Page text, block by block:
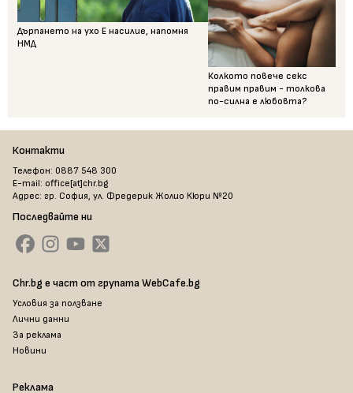
Дърпането на ухо Е насилие, напомня
НМД
Колкото повече секс
правим правим - толкова
по-силна е любовта?
Контакти
Телефон: 0887 548 300
E-mail: office[at]chr.bg
Адрес: гр. София, ул. Фредерик Жолио Кюри №20
Последвайте ни
Chr.bg е част от групата WebCafe.bg
Условия за ползване
Лични данни
За реклама
Новини
Реклама